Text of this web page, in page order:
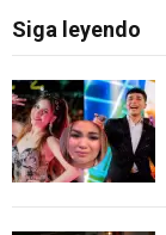
Siga leyendo